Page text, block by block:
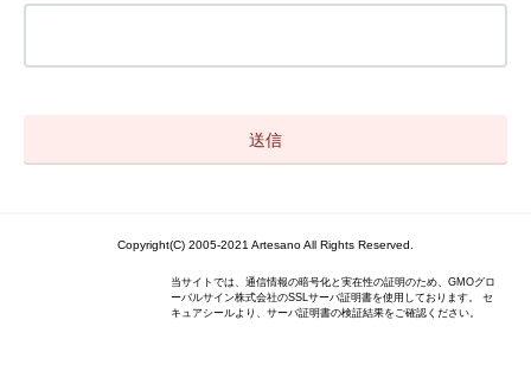
Copyright(C) 2005-2021 Artesano All Rights Reserved.
当サイトでは、通信情報の暗号化と実在性の証明のため、GMOグロ
ーバルサイン株式会社のSSLサーバ証明書を使用しております。 セ
キュアシールより、サーバ証明書の検証結果をご確認ください。